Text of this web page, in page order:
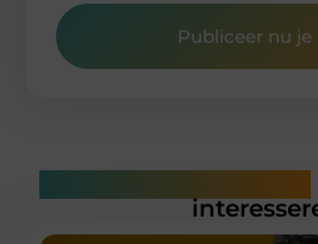
Publiceer nu je